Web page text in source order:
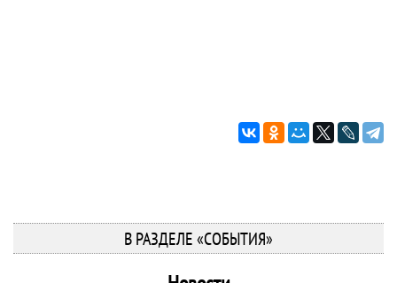
В РАЗДЕЛЕ «СОБЫТИЯ»